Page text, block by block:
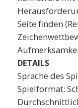
Seite finden
DETAILS
Sprache des
Spielformat: